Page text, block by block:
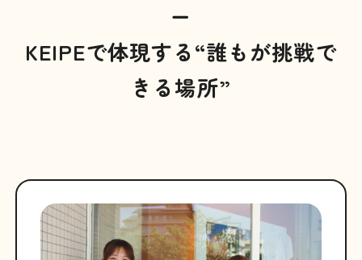
ー
KEIPEで体現する“誰もが挑戦で
きる場所”